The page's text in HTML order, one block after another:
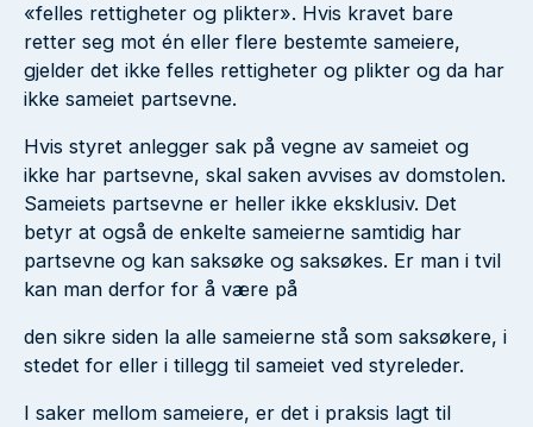
«felles rettigheter og plikter». Hvis kravet bare
retter seg mot én eller flere bestemte sameiere,
gjelder det ikke felles rettigheter og plikter og da har
ikke sameiet partsevne.
Hvis styret anlegger sak på vegne av sameiet og
ikke har partsevne, skal saken avvises av domstolen.
Sameiets partsevne er heller ikke eksklusiv. Det
betyr at også de enkelte sameierne samtidig har
partsevne og kan saksøke og saksøkes. Er man i tvil
kan man derfor for å være på
den sikre siden la alle sameierne stå som saksøkere, i
stedet for eller i tillegg til sameiet ved styreleder.
I saker mellom sameiere, er det i praksis lagt til